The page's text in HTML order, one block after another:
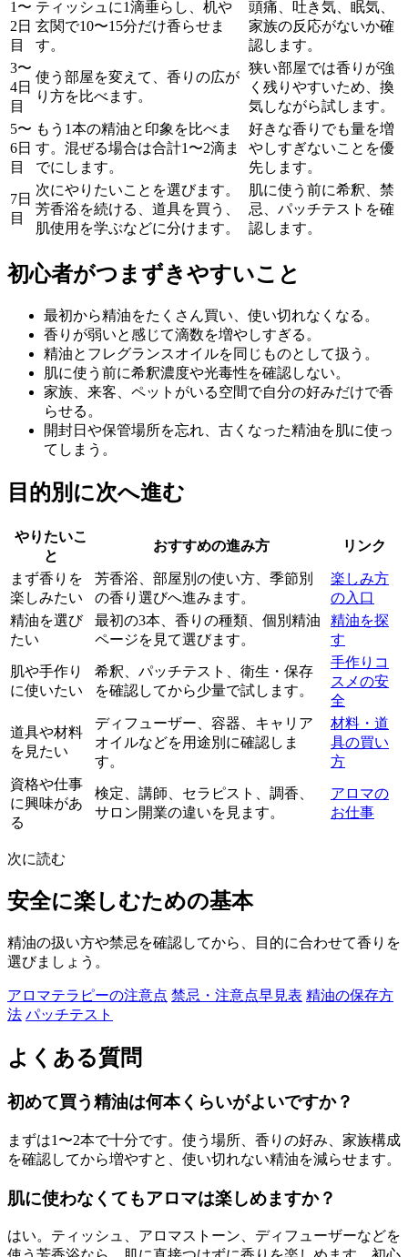
1〜
2日
目
ティッシュに1滴垂らし、机や
玄関で10〜15分だけ香らせま
す。
頭痛、吐き気、眠気、
家族の反応がないか確
認します。
3〜
4日
目
使う部屋を変えて、香りの広が
り方を比べます。
狭い部屋では香りが強
く残りやすいため、換
気しながら試します。
5〜
6日
目
もう1本の精油と印象を比べま
す。混ぜる場合は合計1〜2滴ま
でにします。
好きな香りでも量を増
やしすぎないことを優
先します。
7日
目
次にやりたいことを選びます。
芳香浴を続ける、道具を買う、
肌使用を学ぶなどに分けます。
肌に使う前に希釈、禁
忌、パッチテストを確
認します。
初心者がつまずきやすいこと
最初から精油をたくさん買い、使い切れなくなる。
香りが弱いと感じて滴数を増やしすぎる。
精油とフレグランスオイルを同じものとして扱う。
肌に使う前に希釈濃度や光毒性を確認しない。
家族、来客、ペットがいる空間で自分の好みだけで香
らせる。
開封日や保管場所を忘れ、古くなった精油を肌に使っ
てしまう。
目的別に次へ進む
やりたいこ
と
おすすめの進み方 リンク
まず香りを
楽しみたい
芳香浴、部屋別の使い方、季節別
の香り選びへ進みます。
楽しみ方
の入口
精油を選び
たい
最初の3本、香りの種類、個別精油
ページを見て選びます。
精油を探
す
肌や手作り
に使いたい
希釈、パッチテスト、衛生・保存
を確認してから少量で試します。
手作りコ
スメの安
全
道具や材料
を見たい
ディフューザー、容器、キャリア
オイルなどを用途別に確認しま
す。
材料・道
具の買い
方
資格や仕事
に興味があ
る
検定、講師、セラピスト、調香、
サロン開業の違いを見ます。
アロマの
お仕事
次に読む
安全に楽しむための基本
精油の扱い方や禁忌を確認してから、目的に合わせて香りを
選びましょう。
アロマテラピーの注意点 禁忌・注意点早見表 精油の保存方
法 パッチテスト
よくある質問
初めて買う精油は何本くらいがよいですか？
まずは1〜2本で十分です。使う場所、香りの好み、家族構成
を確認してから増やすと、使い切れない精油を減らせます。
肌に使わなくてもアロマは楽しめますか？
はい。ティッシュ、アロマストーン、ディフューザーなどを